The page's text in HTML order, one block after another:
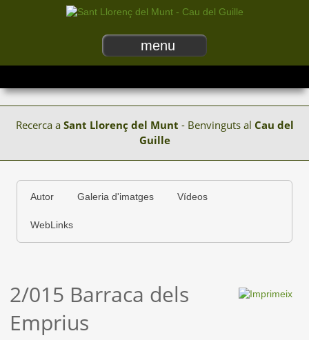
menu
Recerca a Sant Llorenç del Munt - Benvinguts al Cau del
Guille
Autor Galeria d'imatges Vídeos
WebLinks
2/015 Barraca dels
Emprius